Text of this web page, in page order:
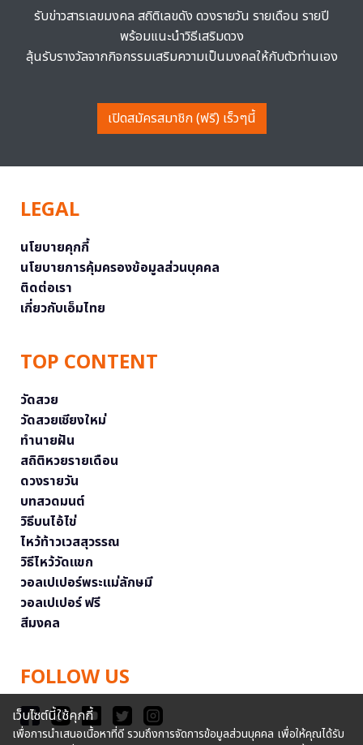
รับข่าวสารเลขมงคล สถิติเลขดัง ดวงรายวัน รายเดือน รายปี
พร้อมแนะนำวิธีเสริมดวง
ลุ้นรับรางวัลจากกิจกรรมเสริมความเป็นมงคลให้กับตัวท่านเอง
เปิดสมัครสมาชิก (ฟรี) เร็วๆนี้
LEGAL
นโยบายคุกกี้
นโยบายการคุ้มครองข้อมูลส่วนบุคคล
ติดต่อเรา
เกี่ยวกับเอ็มไทย
TOP CONTENT
วัดสวย
วัดสวยเชียงใหม่
ทำนายฝัน
สถิติหวยรายเดือน
ดวงรายวัน
บทสวดมนต์
วิธีบนไอ้ไข่
ไหว้ท้าวเวสสุวรรณ
วิธีไหว้วัดแขก
วอลเปเปอร์พระแม่ลักษมี
วอลเปเปอร์ ฟรี
สีมงคล
FOLLOW US
เว็บไซต์นี้ใช้คุกกี้
เพื่อการนำเสนอเนื้อหาที่ดี รวมถึงการจัดการข้อมูลส่วนบุคคล เพื่อให้คุณได้รับ